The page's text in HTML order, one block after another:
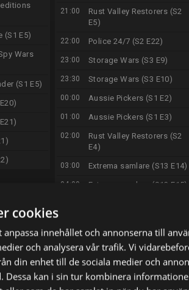
(S1 E5)
Wars
(S1 E5)
21:00
Rust Valley Restorers (S2
E5)
22:00 Police 24/7 (S2 E22)
23:00 Storage Wars (S3 E9)
23:30 Storage Wars (S3 E10)
00:00 Aussie Pickers (S1 E2)
01:00 Aussie Pickers (S1 E3)
02:00
Rust Valley Restorers (S2
E4)
03:00 Extrema samlare (S13 E14)
04:00 Extrema samlare (S13 E15)
Island
05:00
The Curse of Oak Island
(S8 E21)
06:00
Guldjägarna i Australien
(S7 E13)
cookies
innehållet och annonserna till
och analysera vår trafik. Vi
din enhet till de sociala medier och
Dessa kan i sin tur kombinera